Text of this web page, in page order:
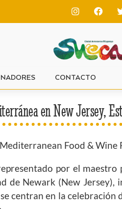
CONTACTO
en New Jersey,
Food & Wine
por el maestro
de Newark (New Jersey),
centran en la celebración